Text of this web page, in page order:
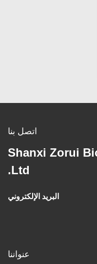
اتصل بنا
Shanxi Zorui
Ltd.
البريد الإلكتروني
عنواننا